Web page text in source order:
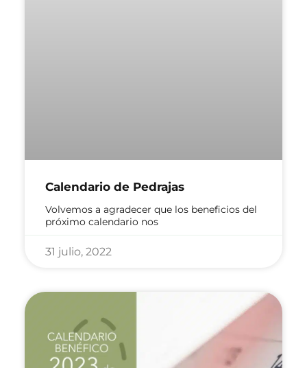
Calendario de Pedrajas
Volvemos a agradecer que los beneficios del
próximo calendario nos
31 julio, 2022